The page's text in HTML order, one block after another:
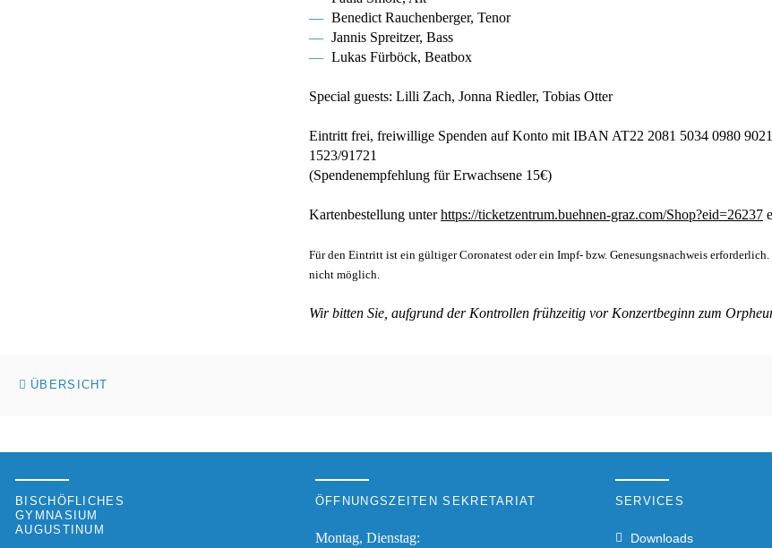
Benedict Rauchenberger, Tenor
Jannis Spreitzer, Bass
Lukas Fürböck, Beatbox
Special guests: Lilli Zach, Jonna Riedler, Tobias Otter
Eintritt frei, freiwillige Spenden auf Konto mit IBAN AT22 2081 5034 0980
1523/91721
(Spendenempfehlung für Erwachsene 15€)
Kartenbestellung unterhttps://ticketzentrum.buehnen-graz.com/Shop?eid=26237
Für den Eintritt ist ein gültiger Coronatest oder ein Impf- bzw. Genesungsnachweis
nicht möglich.
Wir bitten Sie, aufgrund der Kontrollen frühzeitig vor Konzertbeginn zum
ÜBERSICHT
BISCHÖFLICHES
GYMNASIUM
AUGUSTINUM
ÖFFNUNGSZEITEN SEKRETARIAT
Montag, Dienstag:
SERVICES
Downloads